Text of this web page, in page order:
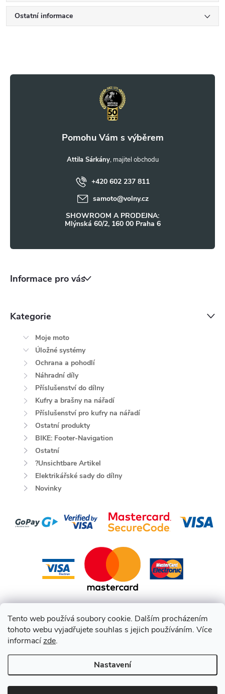
Tento web používá soubory cookie. Dalším procházením
tohoto webu vyjadřujete souhlas s jejich používáním. Více
informacízde.
Nastavení
Ostatní informace
Attila Sárkány
+420 602 237 811
samoto@volny.cz
SHOWROOM A PRODEJNA:
Mlýnská 60/2, 160 00 Praha 6
Informace pro vás
Kategorie
Moje moto
Úložné systémy
Ochrana a pohodlí
Náhradní díly
Příslušenství do dílny
Kufry a brašny na nářadí
Příslušenství pro kufry na nářadí
Ostatní produkty
BIKE: Footer-Navigation
Ostatní
?Unsichtbare Artikel
Elektrikářské sady do dílny
Novinky
Copyright 2026HEPCO BECKER CZ. Všechna práva vyhrazena.